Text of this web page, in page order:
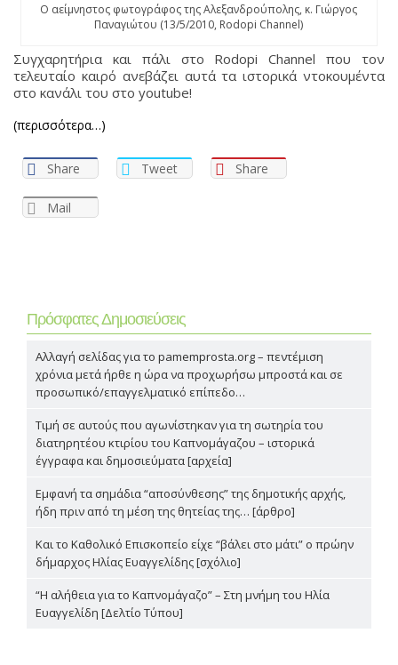
Ο αείμνηστος φωτογράφος της Αλεξανδρούπολης, κ. Γιώργος
Παναγιώτου (13/5/2010, Rodopi Channel)
Συγχαρητήρια και πάλι στο Rodopi Channel που τον
τελευταίο καιρό ανεβάζει αυτά τα ιστορικά ντοκουμέντα
στο κανάλι του στο youtube!
(περισσότερα…)
Share Tweet Share
Mail
Πρόσφατες Δημοσιεύσεις
Αλλαγή σελίδας για το pamemprosta.org – πεντέμιση
χρόνια μετά ήρθε η ώρα να προχωρήσω μπροστά και σε
προσωπικό/επαγγελματικό επίπεδο…
Τιμή σε αυτούς που αγωνίστηκαν για τη σωτηρία του
διατηρητέου κτιρίου του Καπνομάγαζου – ιστορικά
έγγραφα και δημοσιεύματα [αρχεία]
Εμφανή τα σημάδια “αποσύνθεσης” της δημοτικής αρχής,
ήδη πριν από τη μέση της θητείας της… [άρθρο]
Και το Καθολικό Επισκοπείο είχε “βάλει στο μάτι” ο πρώην
δήμαρχος Ηλίας Ευαγγελίδης [σχόλιο]
“Η αλήθεια για το Καπνομάγαζο” – Στη μνήμη του Ηλία
Ευαγγελίδη [Δελτίο Τύπου]